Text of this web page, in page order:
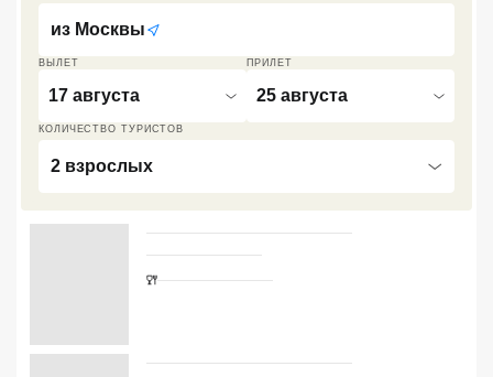
ВЫЛЕТ
17 августа
ПРИЛЕТ
25 августа
КОЛИЧЕСТВО ТУРИСТОВ
2 взрослых
из Москвы
Лучшие отели 3* звезды